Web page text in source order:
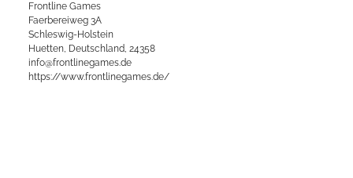
Frontline Games
Faerbereiweg 3A
Schleswig-Holstein
Huetten, Deutschland, 24358
info@frontlinegames.de
https://www.frontlinegames.de/